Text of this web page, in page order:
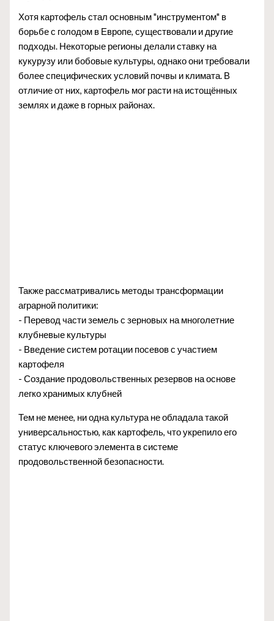
Хотя картофель стал основным "инструментом" в
борьбе с голодом в Европе, существовали и другие
подходы. Некоторые регионы делали ставку на
кукурузу или бобовые культуры, однако они требовали
более специфических условий почвы и климата. В
отличие от них, картофель мог расти на истощённых
землях и даже в горных районах.
Также рассматривались методы трансформации
аграрной политики:
- Перевод части земель с зерновых на многолетние
клубневые культуры
- Введение систем ротации посевов с участием
картофеля
- Создание продовольственных резервов на основе
легко хранимых клубней
Тем не менее, ни одна культура не обладала такой
универсальностью, как картофель, что укрепило его
статус ключевого элемента в системе
продовольственной безопасности.